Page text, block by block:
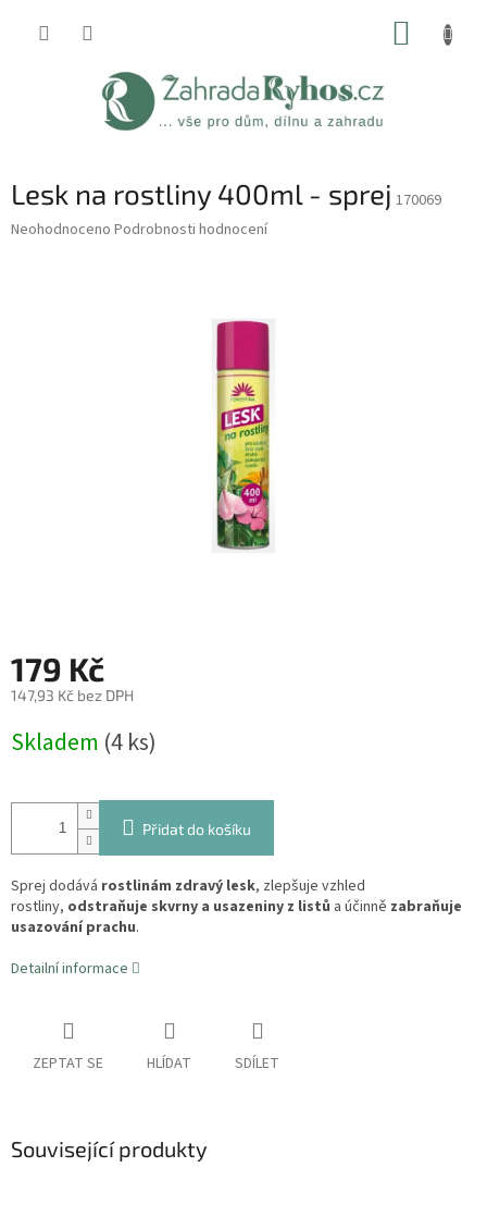
Lesk na rostliny 400ml - sprej 170069
Průměrné
Neohodnoceno Podrobnosti hodnocení
179 Kč
147,93 Kč bez DPH
cena:
Skladem (4 ks)
Přidat do košíku
Sprej dodává rostlinám zdravý lesk, zlepšuje vzhled
rostliny, odstraňuje skvrny a usazeniny z listů a účinně zabraňuje
usazování prachu.
Detailní informace
ZEPTAT SE HLÍDAT SDÍLET
Související produkty